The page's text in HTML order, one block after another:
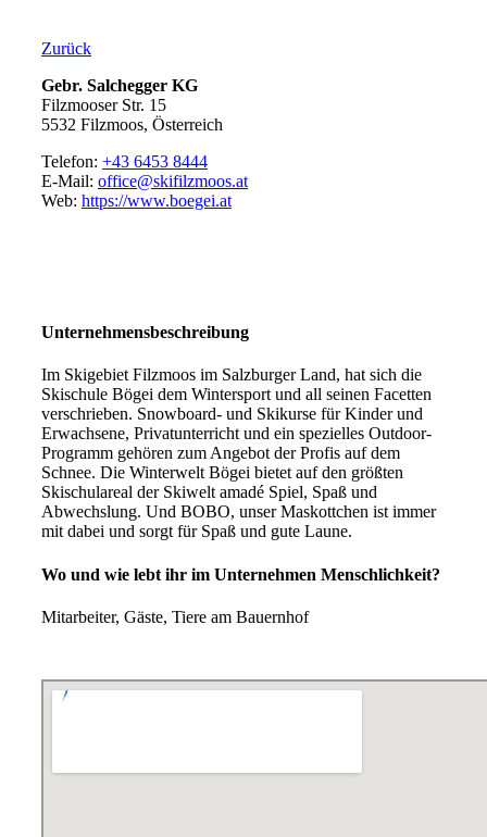
Zurück
Gebr. Salchegger KG
Filzmooser Str. 15
5532 Filzmoos, Österreich
Telefon: +43 6453 8444
E-Mail: office@skifilzmoos.at
Web: https://www.boegei.at
Unternehmensbeschreibung
Im Skigebiet Filzmoos im Salzburger Land, hat sich die
Skischule Bögei dem Wintersport und all seinen Facetten
verschrieben. Snowboard- und Skikurse für Kinder und
Erwachsene, Privatunterricht und ein spezielles Outdoor-
Programm gehören zum Angebot der Profis auf dem
Schnee. Die Winterwelt Bögei bietet auf den größten
Skischulareal der Skiwelt amadé Spiel, Spaß und
Abwechslung. Und BOBO, unser Maskottchen ist immer
mit dabei und sorgt für Spaß und gute Laune.
Wo und wie lebt ihr im Unternehmen Menschlichkeit?
Mitarbeiter, Gäste, Tiere am Bauernhof